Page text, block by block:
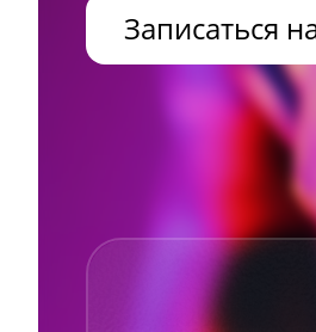
Записаться